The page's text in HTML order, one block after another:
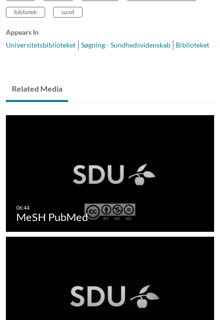
bibliotek sund
Appears In
Universitetsbiblioteket
Søgning - Sundhedsvidenskab Biblioteket
Related Media
MeSH PubMed